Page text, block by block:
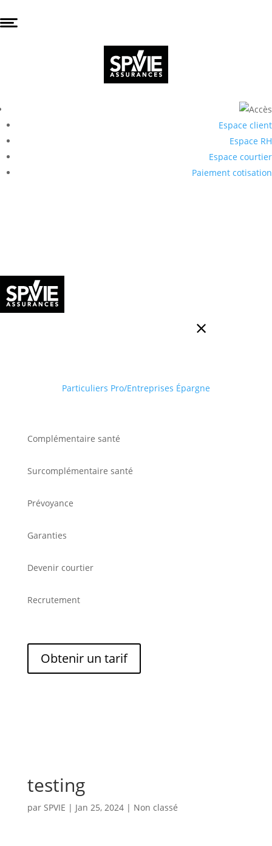
Espace client
Espace RH
Espace courtier
Paiement cotisation
Particuliers Pro/Entreprises Épargne
Complémentaire santé
Surcomplémentaire santé
Prévoyance
Garanties
Devenir courtier
Recrutement
Obtenir un tarif
testing
par SPVIE | Jan 25, 2024| Non classé